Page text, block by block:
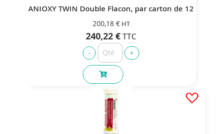
ANIOXY TWIN Double Flacon, par carton de 12
200,18 €
240,22 €